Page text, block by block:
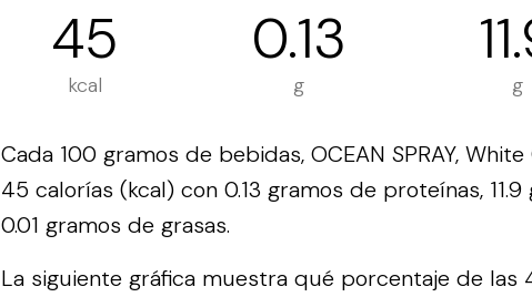
45
kcal
0.13
g g
Cada 100 gramos de bebidas, OCEAN SPRAY,
45 calorías (kcal) con 0.13 gramos de proteínas,
0.01 gramos de grasas.
La siguiente gráfica muestra qué porcentaje de las